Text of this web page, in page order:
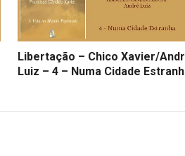
Libertação – Chico Xavier/
Luiz – 4 – Numa Cidade